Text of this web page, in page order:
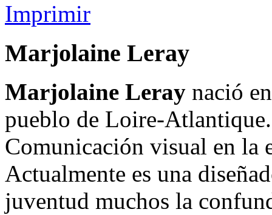
Imprimir
Marjolaine Leray
Marjolaine Leray nació
pueblo de Loire-
Comunicación visual en la
Actualmente es una
juventud muchos la